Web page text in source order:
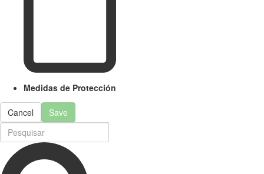
Medidas de Protección
Cancel Save